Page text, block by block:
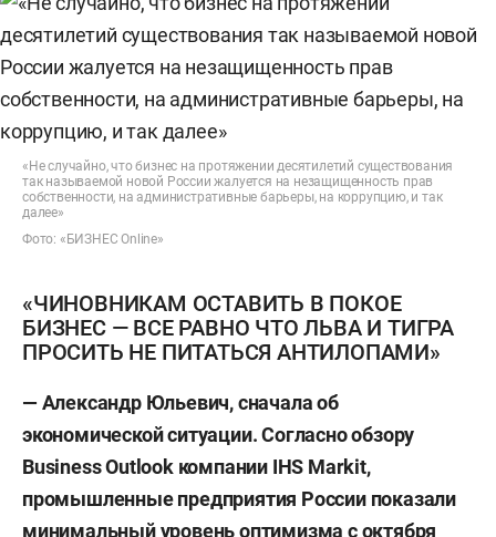
«Не случайно, что бизнес на протяжении десятилетий существования
так называемой новой России жалуется на незащищенность прав
собственности, на административные барьеры, на коррупцию, и так
далее»
Фото: «БИЗНЕС Online»
«ЧИНОВНИКАМ ОСТАВИТЬ В ПОКОЕ
БИЗНЕС — ВСЕ РАВНО ЧТО ЛЬВА И ТИГРА
ПРОСИТЬ НЕ ПИТАТЬСЯ АНТИЛОПАМИ»
— Александр Юльевич,сначала об
экономической ситуации.Согласно обзору
Business Outlook компании IHS Markit,
промышленные предприятия России показали
минимальный уровень оптимизма с октября